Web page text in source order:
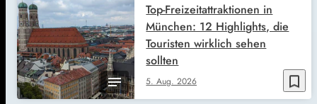
bookmark_border
5. Aug. 2026
Top-Freizeitattraktionen in
München: 12 Highlights, die
Touristen wirklich sehen
sollten